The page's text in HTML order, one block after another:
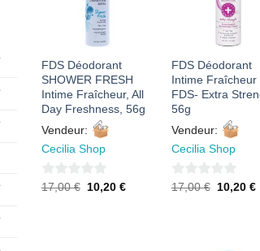
FAVORIS
FDS Déodorant
SHOWER FRESH
Intime Fraîcheur, All
Day Freshness, 56g
Vendeur:
Cecilia Shop
0
17,00€ Le
10,20€Le
FAVORIS
FDS Déodorant
Intime Fraîcheur
FDS- Extra
56g
Vendeur:
Cecilia Shop
0
17,00€ Le
10,20€